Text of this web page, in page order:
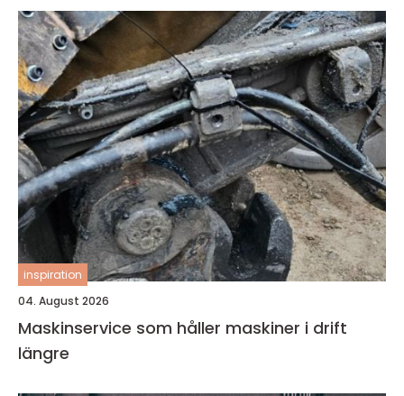
inspiration
04. August 2026
Maskinservice som håller maskiner i drift
längre